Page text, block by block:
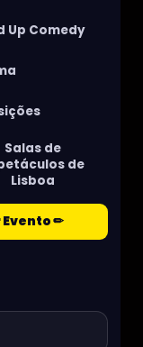
Up Comedy
Salas de
de
Lisboa
✏